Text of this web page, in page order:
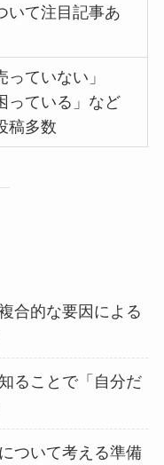
いて注目記事あ
っていない」
っている」など
稿多数
合的な要因による
ることで「自分だ
ついて考える準備